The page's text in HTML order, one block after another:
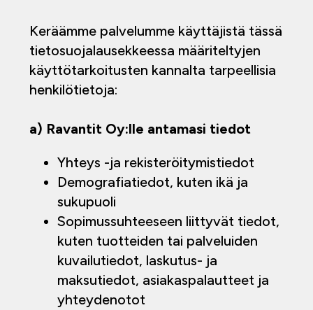
Keräämme palvelumme käyttäjistä tässä
tietosuojalausekkeessa määriteltyjen
käyttötarkoitusten kannalta tarpeellisia
henkilötietoja:
a) Ravantit Oy:lle antamasi tiedot
Yhteys -ja rekisteröitymistiedot
Demografiatiedot, kuten ikä ja
sukupuoli
Sopimussuhteeseen liittyvät tiedot,
kuten tuotteiden tai palveluiden
kuvailutiedot, laskutus- ja
maksutiedot, asiakaspalautteet ja
yhteydenotot